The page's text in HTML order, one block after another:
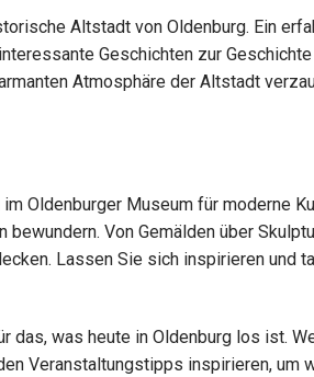
Altstadt von Oldenburg. Ein
Geschichten zur
Atmosphäre der Altstadt
Oldenburger Museum für moderne
Von Gemälden über
Lassen Sie sich inspirieren und
das, was heute in Oldenburg los ist.
Veranstaltungstipps inspirieren, um